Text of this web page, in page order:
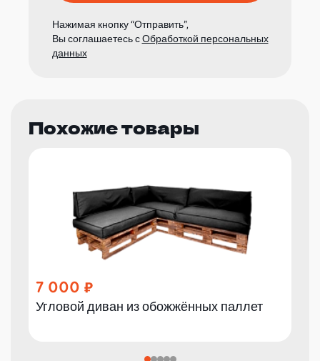
Нажимая кнопку “Отправить”,
Вы соглашаетесь сОбработкой персональных
данных
Похожие товары
7 000
Угловой диван из обожжённых паллет